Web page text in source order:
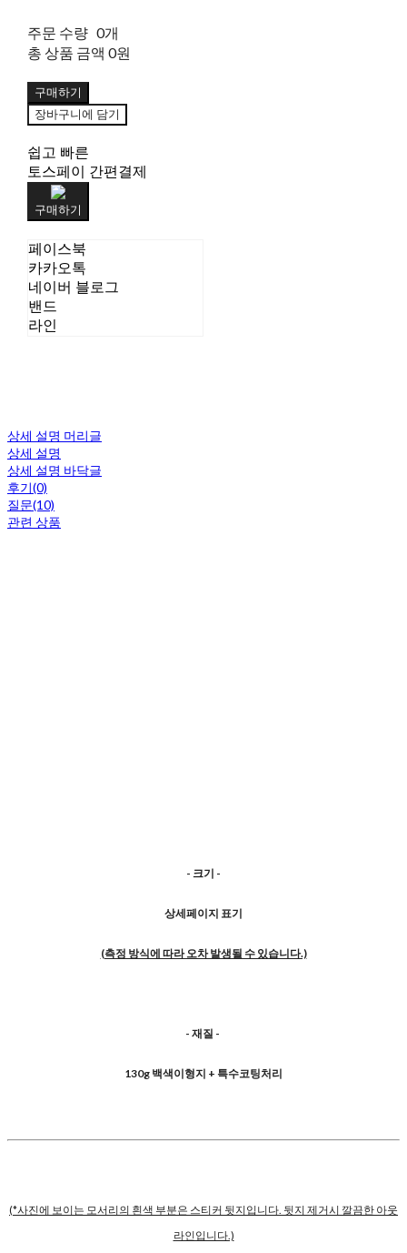
주문 수량 0개
총 상품 금액 0원
구매하기
장바구니에 담기
쉽고 빠른
토스페이 간편결제
구매하기
페이스북
카카오톡
네이버 블로그
밴드
라인
상세 설명 머리글
상세 설명
상세 설명 바닥글
후기(0)
질문(10)
관련 상품
- 크기 -
상세페이지 표기
(측정 방식에 따라 오차 발생될 수 있습니다.)
- 재질 -
130g 백색이형지 + 특수코팅처리
(*사진에 보이는 모서리의 흰색 부분은 스티커 뒷지입니다. 뒷지 제거시 깔끔한 아웃
라인입니다.)